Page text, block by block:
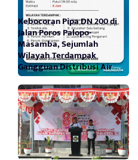
Kebocoran Pipa DN 200 di
Jalan Poros Palopo-
Masamba, Sejumlah
Wilayah Terdampak
Gangguan Distribusi Air